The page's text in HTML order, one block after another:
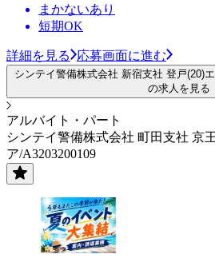
まかないあり
短期OK
詳細を見る 応募画面に進む
シンテイ警備株式会社 新宿支社 登戸(20)
の求人を見る
アルバイト・パート
シンテイ警備株式会社 町田支社 京
ア/A3203200109